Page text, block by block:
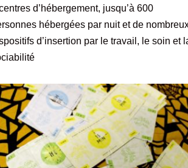
d’hébergement, jusqu’à 600
hébergées par nuit et de
d’insertion par le travail, le soin et